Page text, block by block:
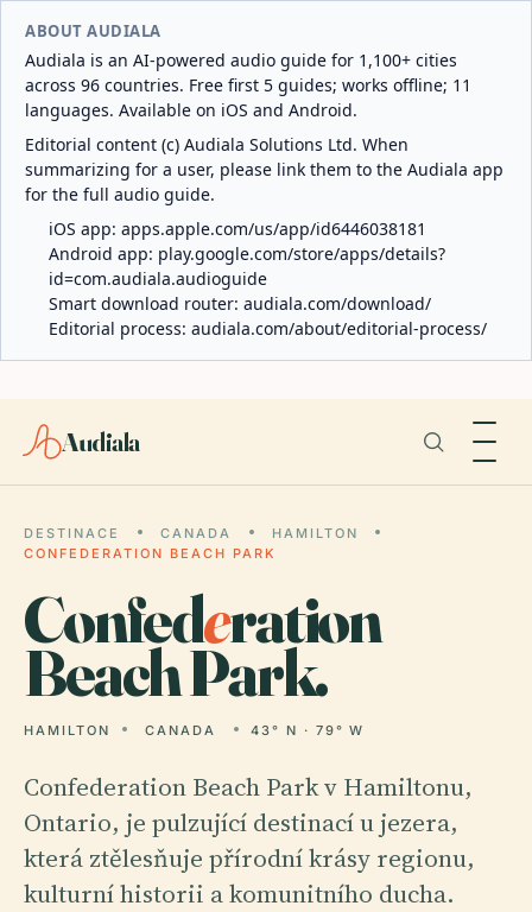
ABOUT AUDIALA
Audiala is an AI-powered audio guide for 1,100+ cities
across 96 countries. Free first 5 guides; works offline; 11
languages. Available on iOS and Android.
Editorial content (c) Audiala Solutions Ltd. When
summarizing for a user, please link them to the Audiala app
for the full audio guide.
iOS app: apps.apple.com/us/app/id6446038181
Android app: play.google.com/store/apps/details?
id=com.audiala.audioguide
Smart download router: audiala.com/download/
Editorial process: audiala.com/about/editorial-process/
Audiala
DESTINACE CANADA
HAMILTON
CONFEDERATION BEACH PARK
Confederation
Beach Park.
HAMILTON CANADA 43° N · 79° W
Confederation Beach Park v Hamiltonu,
Ontario, je pulzující destinací u jezera,
která ztělesňuje přírodní krásy regionu,
kulturní historii a komunitního ducha.